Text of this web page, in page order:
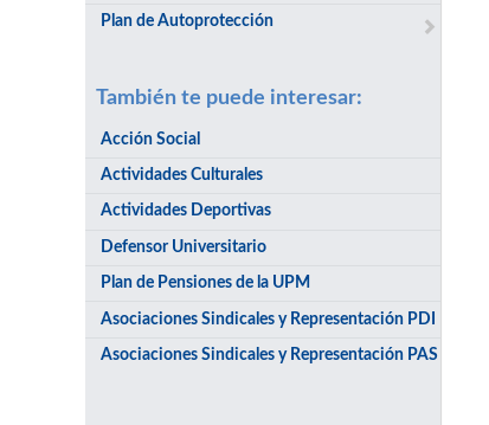
Plan de Autoprotección
También te puede interesar:
Acción Social
Actividades Culturales
Actividades Deportivas
Defensor Universitario
Plan de Pensiones de la UPM
Asociaciones Sindicales y Representación PDI
Asociaciones Sindicales y Representación PAS